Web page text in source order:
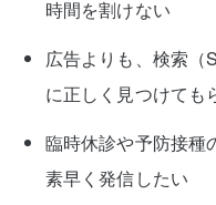
時間を割けない
広告よりも、検索（
に正しく見つけても
臨時休診や予防接種
素早く発信したい